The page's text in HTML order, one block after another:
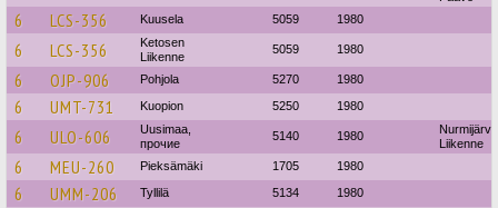
6 LCS-356 Kuusela 5059 1980
6 LCS-356
Ketosen
Liikenne
5059 1980
6 OJP-906 Pohjola 5270 1980
6 UMT-731 Kuopion 5250 1980
6 ULO-606
Uusimaa,
прочие
5140 1980
Liikenne
6 MEU-260 Pieksämäki 1705 1980
6 UMM-206 Tyllilä 5134 1980